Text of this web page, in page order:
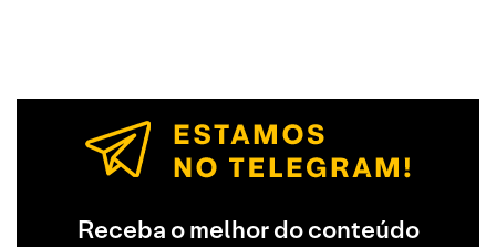
Receba o melhor do conteúdo